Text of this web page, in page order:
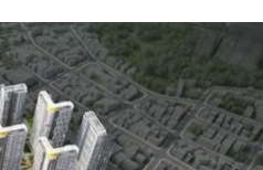
정부, 독도 조사